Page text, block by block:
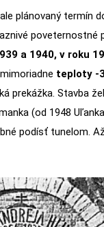
plánovaný termín
poveternostné
a 1940, v roku
teploty -
prekážka. Stavba
(od 1948
podísť tunelom.